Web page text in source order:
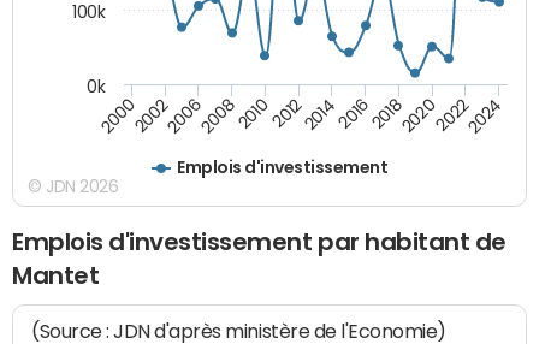
Emplois d'investissement
200020022006200820102012201420162018202020222024
0k
100k
© JDN 2026
Emplois d'investissement par habitant de
Mantet
(Source : JDN d'après ministère de l'Economie)